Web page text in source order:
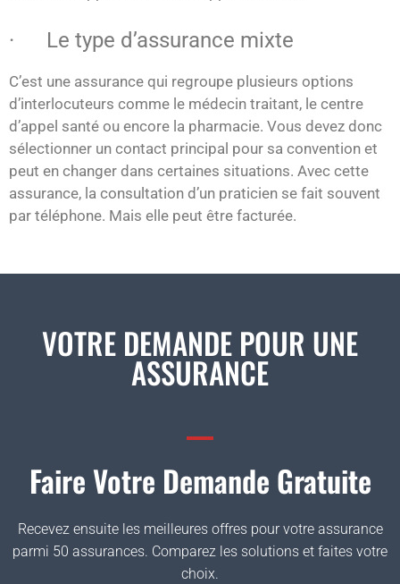
· Le type d’assurance mixte
C’est une assurance qui regroupe plusieurs options
d’interlocuteurs comme le médecin traitant, le centre
d’appel santé ou encore la pharmacie. Vous devez donc
sélectionner un contact principal pour sa convention et
peut en changer dans certaines situations. Avec cette
assurance, la consultation d’un praticien se fait souvent
par téléphone. Mais elle peut être facturée.
VOTRE DEMANDE POUR UNE
ASSURANCE
Faire Votre Demande Gratuite
Recevez ensuite les meilleures offres pour votre assurance
parmi 50 assurances. Comparez les solutions et faites votre
choix.